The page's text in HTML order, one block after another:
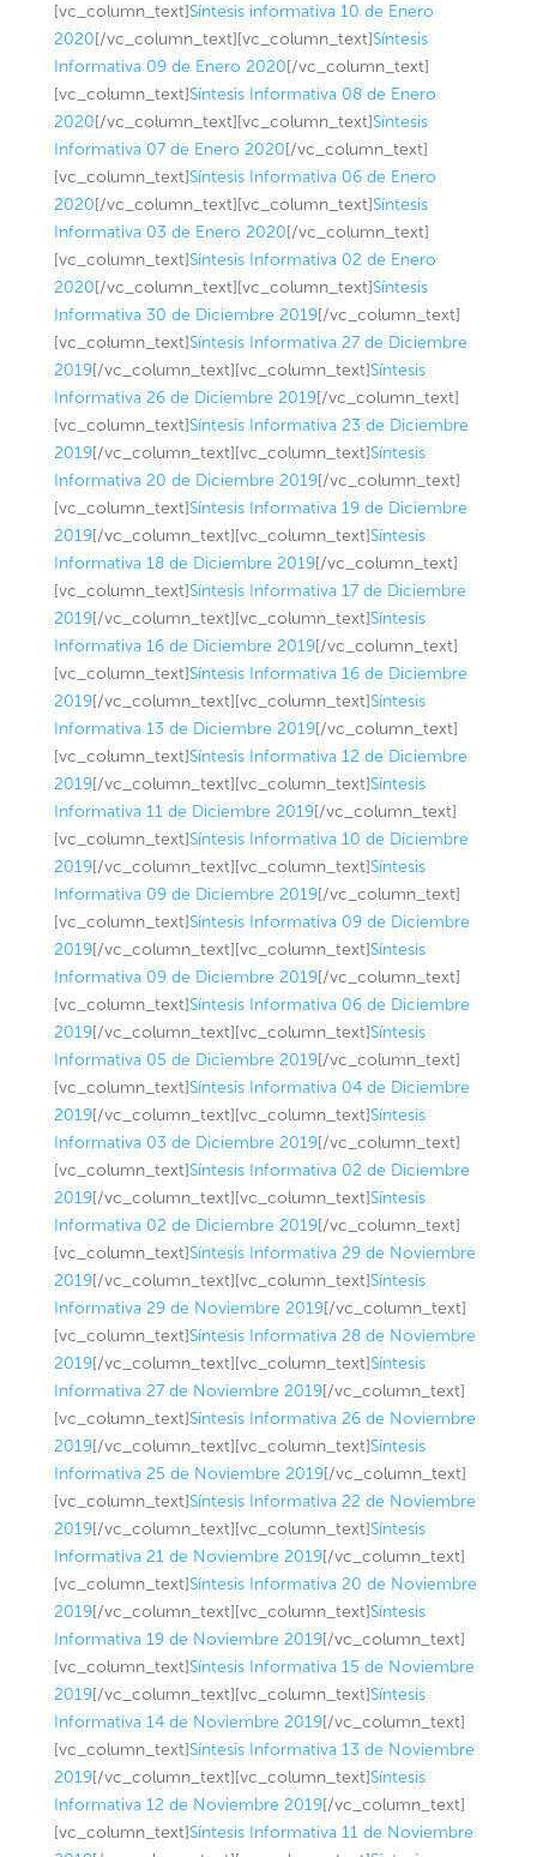
[vc_column_text]Síntesis informativa 10 de Enero
2020[/vc_column_text][vc_column_text]Síntesis
Informativa 09 de Enero 2020[/vc_column_text]
[vc_column_text]Síntesis Informativa 08 de Enero
2020[/vc_column_text][vc_column_text]Síntesis
Informativa 07 de Enero 2020[/vc_column_text]
[vc_column_text]Síntesis Informativa 06 de Enero
2020[/vc_column_text][vc_column_text]Síntesis
Informativa 03 de Enero 2020[/vc_column_text]
[vc_column_text]Síntesis Informativa 02 de Enero
2020[/vc_column_text][vc_column_text]Síntesis
Informativa 30 de Diciembre 2019[/vc_column_text]
[vc_column_text]Síntesis Informativa 27 de Diciembre
2019[/vc_column_text][vc_column_text]Síntesis
Informativa 26 de Diciembre 2019[/vc_column_text]
[vc_column_text]Síntesis Informativa 23 de Diciembre
2019[/vc_column_text][vc_column_text]Síntesis
Informativa 20 de Diciembre 2019[/vc_column_text]
[vc_column_text]Síntesis Informativa 19 de Diciembre
2019[/vc_column_text][vc_column_text]Síntesis
Informativa 18 de Diciembre 2019[/vc_column_text]
[vc_column_text]Síntesis Informativa 17 de Diciembre
2019[/vc_column_text][vc_column_text]Síntesis
Informativa 16 de Diciembre 2019[/vc_column_text]
[vc_column_text]Síntesis Informativa 16 de Diciembre
2019[/vc_column_text][vc_column_text]Síntesis
Informativa 13 de Diciembre 2019[/vc_column_text]
[vc_column_text]Síntesis Informativa 12 de Diciembre
2019[/vc_column_text][vc_column_text]Síntesis
Informativa 11 de Diciembre 2019[/vc_column_text]
[vc_column_text]Síntesis Informativa 10 de Diciembre
2019[/vc_column_text][vc_column_text]Síntesis
Informativa 09 de Diciembre 2019[/vc_column_text]
[vc_column_text]Síntesis Informativa 09 de Diciembre
2019[/vc_column_text][vc_column_text]Síntesis
Informativa 09 de Diciembre 2019[/vc_column_text]
[vc_column_text]Síntesis Informativa 06 de Diciembre
2019[/vc_column_text][vc_column_text]Síntesis
Informativa 05 de Diciembre 2019[/vc_column_text]
[vc_column_text]Síntesis Informativa 04 de Diciembre
2019[/vc_column_text][vc_column_text]Síntesis
Informativa 03 de Diciembre 2019[/vc_column_text]
[vc_column_text]Síntesis Informativa 02 de Diciembre
2019[/vc_column_text][vc_column_text]Síntesis
Informativa 02 de Diciembre 2019[/vc_column_text]
[vc_column_text]Síntesis Informativa 29 de Noviembre
2019[/vc_column_text][vc_column_text]Síntesis
Informativa 29 de Noviembre 2019[/vc_column_text]
[vc_column_text]Síntesis Informativa 28 de Noviembre
2019[/vc_column_text][vc_column_text]Síntesis
Informativa 27 de Noviembre 2019[/vc_column_text]
[vc_column_text]Síntesis Informativa 26 de Noviembre
2019[/vc_column_text][vc_column_text]Síntesis
Informativa 25 de Noviembre 2019[/vc_column_text]
[vc_column_text]Síntesis Informativa 22 de Noviembre
2019[/vc_column_text][vc_column_text]Síntesis
Informativa 21 de Noviembre 2019[/vc_column_text]
[vc_column_text]Síntesis Informativa 20 de Noviembre
2019[/vc_column_text][vc_column_text]Síntesis
Informativa 19 de Noviembre 2019[/vc_column_text]
[vc_column_text]Síntesis Informativa 15 de Noviembre
2019[/vc_column_text][vc_column_text]Síntesis
Informativa 14 de Noviembre 2019[/vc_column_text]
[vc_column_text]Síntesis Informativa 13 de Noviembre
2019[/vc_column_text][vc_column_text]Síntesis
Informativa 12 de Noviembre 2019[/vc_column_text]
[vc_column_text]Síntesis Informativa 11 de Noviembre